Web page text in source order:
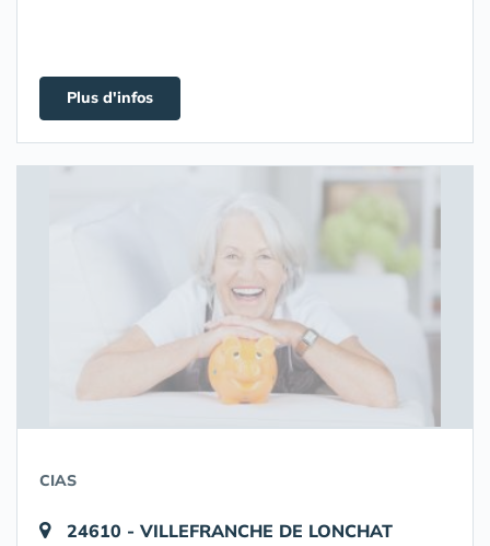
Plus d'infos
CIAS
24610 - VILLEFRANCHE DE LONCHAT